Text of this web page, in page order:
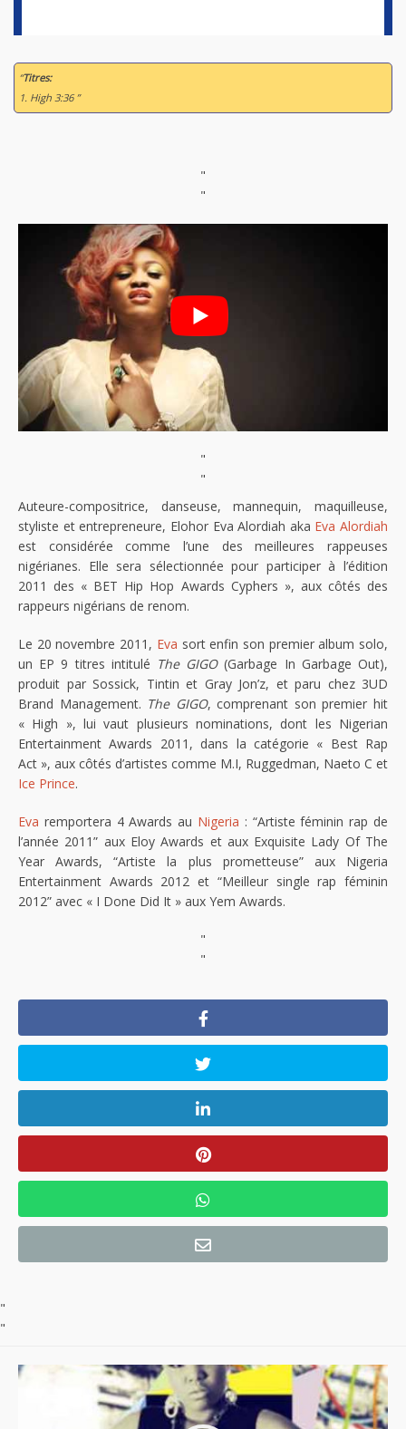
“Titres:
1. High 3:36 ”
"
"
"
"
Auteure-compositrice, danseuse, mannequin, maquilleuse,
styliste et entrepreneure, Elohor Eva Alordiah aka Eva Alordiah
est considérée comme l’une des meilleures rappeuses
nigérianes. Elle sera sélectionnée pour participer à l’édition
2011 des « BET Hip Hop Awards Cyphers », aux côtés des
rappeurs nigérians de renom.
Le 20 novembre 2011, Eva sort enfin son premier album solo,
un EP 9 titres intitulé The GIGO(Garbage In Garbage Out),
produit par Sossick, Tintin et Gray Jon’z, et paru chez 3UD
Brand Management. The GIGO, comprenant son premier hit
« High », lui vaut plusieurs nominations, dont les Nigerian
Entertainment Awards 2011, dans la catégorie « Best Rap
Act », aux côtés d’artistes comme M.I, Ruggedman, Naeto C et
Ice Prince.
Eva remportera 4 Awards au Nigeria : “Artiste féminin rap de
l’année 2011” aux Eloy Awards et aux Exquisite Lady Of The
Year Awards, “Artiste la plus prometteuse” aux Nigeria
Entertainment Awards 2012 et “Meilleur single rap féminin
2012” avec « I Done Did It » aux Yem Awards.
"
"
"
"